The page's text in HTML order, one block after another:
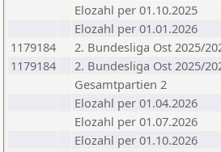
Elozahl per 01.10.2025
Elozahl per 01.01.2026
1179184
2. Bundesliga Ost 2025/
1179184
2. Bundesliga Ost 2025/
Gesamtpartien 2
Elozahl per 01.04.2026
Elozahl per 01.07.2026
Elozahl per 01.10.2026